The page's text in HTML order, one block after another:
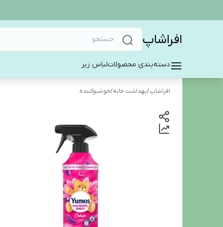
افراشاپ
دسته‌بندی محصولاتلباس زیر
افراشاپ/بهداشت خانه/خوشبوکننده